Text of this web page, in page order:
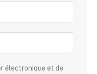
électronique et de